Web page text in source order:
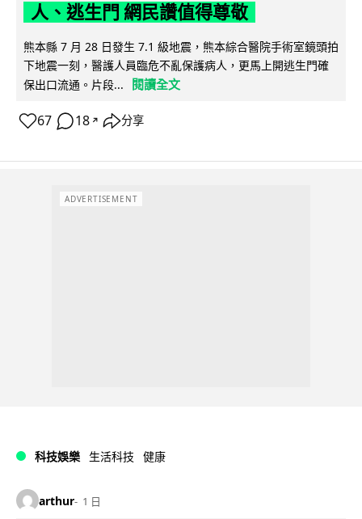
人、逃生門 網民讚值得尊敬
熊本縣 7 月 28 日發生 7.1 級地震，熊本綜合醫院手術室鏡頭拍
下地震一刻，醫護人員臨危不亂保護病人，更馬上開逃生門確
保出口流通。片段...
閱讀全文
67 18 ↗ 分享
ADVERTISEMENT
科技娛樂 生活科技 健康
arthur 1 日